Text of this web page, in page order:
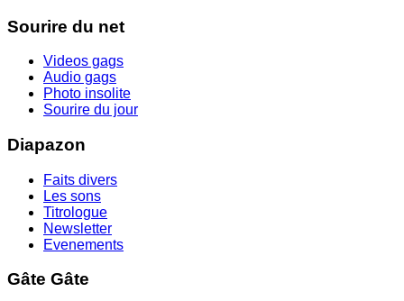
Sourire du net
Videos gags
Audio gags
Photo insolite
Sourire du jour
Diapazon
Faits divers
Les sons
Titrologue
Newsletter
Evenements
Gâte Gâte